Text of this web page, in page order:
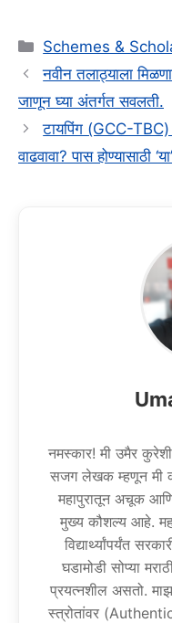
Categories
Schemes &
नवीन तलाठ्याला
जाणून घ्या अंतर्गत सवलती.
टायपिंग (GCC-TBC)
वाढवावा? पास होण्यासाठी
नमस्कार! मी उमैर
सजग लेखक म्हणून मी
महापुरातून अचूक
मुख्य कौशल्य आहे.
विद्यार्थ्यांपर्यंत
घडामोडी सोप्या
प्रयत्नशील असतो.
स्त्रोतांवर